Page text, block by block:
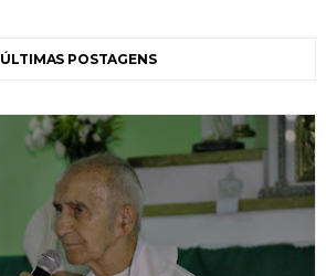
ÚLTIMAS POSTAGENS